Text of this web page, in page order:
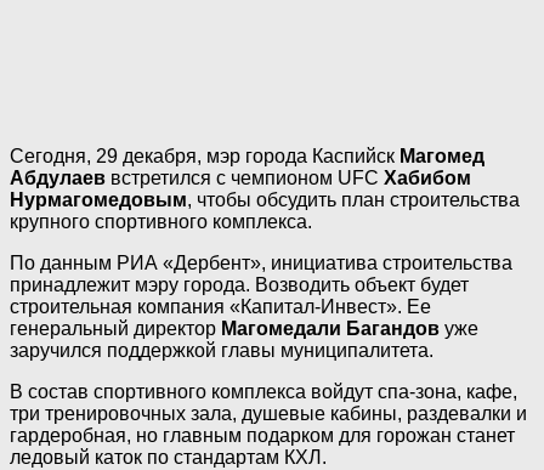
Сегодня, 29 декабря, мэр города Каспийск Магомед
Абдулаев встретился с чемпионом UFC Хабибом
Нурмагомедовым, чтобы обсудить план строительства
крупного спортивного комплекса.
По данным РИА «Дербент», инициатива строительства
принадлежит мэру города. Возводить объект будет
строительная компания «Капитал-Инвест». Ее
генеральный директор Магомедали Багандов уже
заручился поддержкой главы муниципалитета.
В состав спортивного комплекса войдут спа-зона, кафе,
три тренировочных зала, душевые кабины, раздевалки и
гардеробная, но главным подарком для горожан станет
ледовый каток по стандартам КХЛ.